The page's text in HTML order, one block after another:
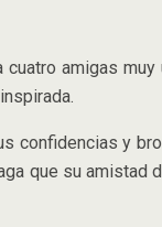
amigas muy
confidencias y
que su amistad